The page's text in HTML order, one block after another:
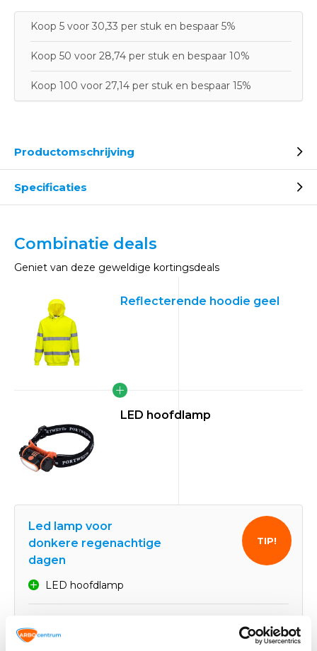
Koop 5 voor 30,33 per stuk en bespaar 5%
Koop 50 voor 28,74 per stuk en bespaar 10%
Koop 100 voor 27,14 per stuk en bespaar 15%
Productomschrijving
Specificaties
Combinatie deals
Geniet van deze geweldige kortingsdeals
Reflecterende hoodie geel
LED hoofdlamp
Led lamp voor
donkere regenachtige
dagen
LED hoofdlamp
Normaal:
51,33
Je bespaart:
2,91
TIP!